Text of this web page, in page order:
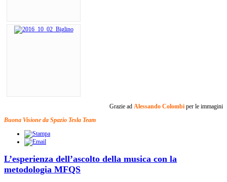
Grazie ad Alessando Colombi per le immagini
Buona Visione da Spazio Tesla Team
L’esperienza dell’ascolto della musica con la
metodologia MFQS